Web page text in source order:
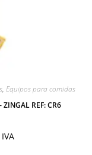
, Equipos para comidas
ZINGAL REF: CR6